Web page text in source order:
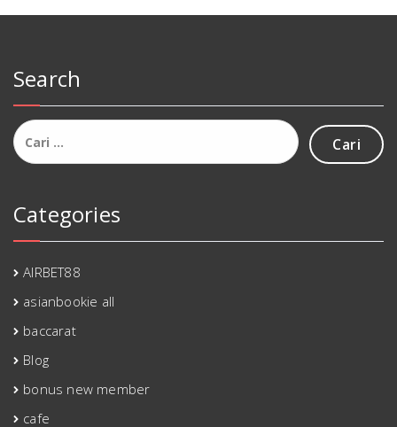
Search
Cari
untuk:
Categories
AIRBET88
asianbookie all
baccarat
Blog
bonus new member
cafe